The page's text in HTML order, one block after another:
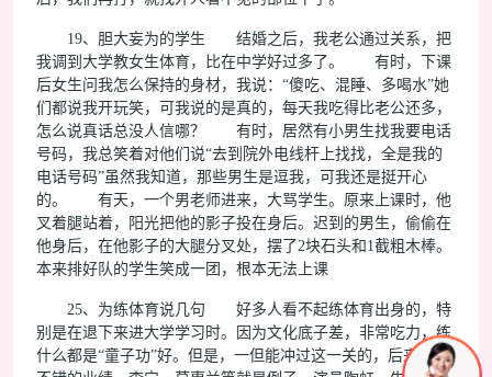
19、胆大妄为的学生 结婚之后，我老公通过关系，把
我调到大学教女生体育，比在中学好过多了。 有时，下课
后女生问我怎么保持的身材，我说：“傻吃、混睡、多喝水”她
们都说我开玩笑，可我说的是真的，每天我吃得比老公还多，
怎么说真话总没人信哪？ 有时，居然有小男生找我要电话
号码，我总笑着对他们说“去到院外电线杆上找找，全是我的
电话号码”虽然我知道，那些男生是逗我，可我还是挺开心
的。 有天，一个男老师进来，大骂学生。原来上课时，他
叉着腿站着，阳光把他的影子投在身后。迟到的男生，偷偷在
他身后，在他影子的大腿分叉处，摆了2块石头和1截粗木棒。
本来排好队的学生笑成一团，根本无法上课
25、为练体育说几句 好多人看不起练体育出身的，特
别是在退下来进大学学习时。因为文化底子差，非常吃力，练
什么都是“童子功”好。但是，一但能冲过这一关的，后来都有